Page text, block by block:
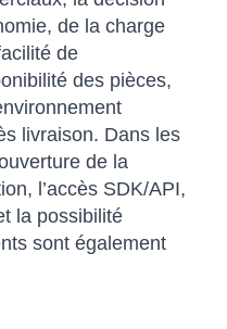
de la charge
de
des pièces,
livraison. Dans les
de la
l’accès SDK/API,
la possibilité
sont également